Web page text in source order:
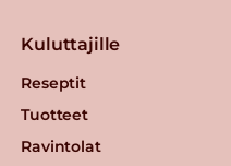
Kuluttajille
Reseptit
Tuotteet
Ravintolat